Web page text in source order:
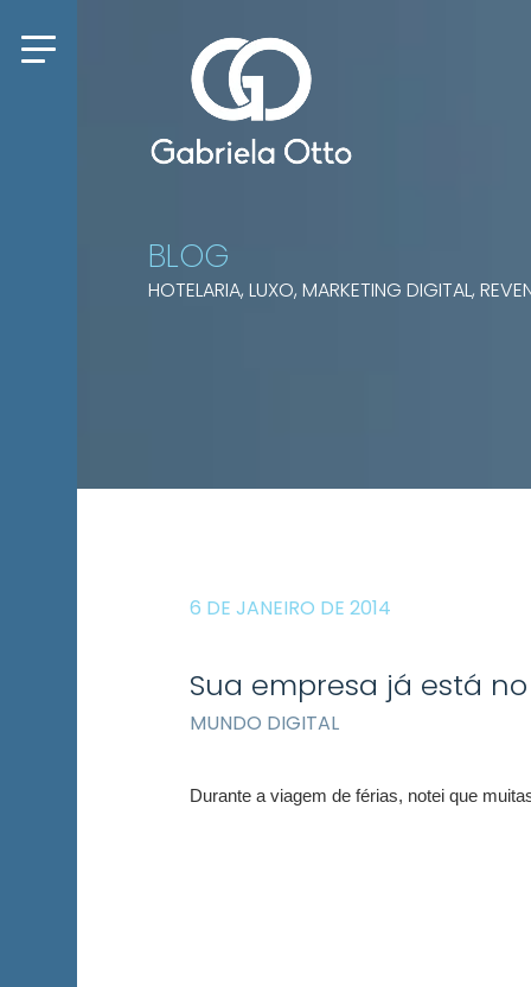
BLOG
HOTELARIA, LUXO, MARKETING DIGITAL,
6 DE JANEIRO DE 2014
Sua empresa já está
MUNDO DIGITAL
Durante a viagem de férias, notei que